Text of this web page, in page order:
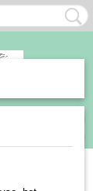
(0)
mauvewood